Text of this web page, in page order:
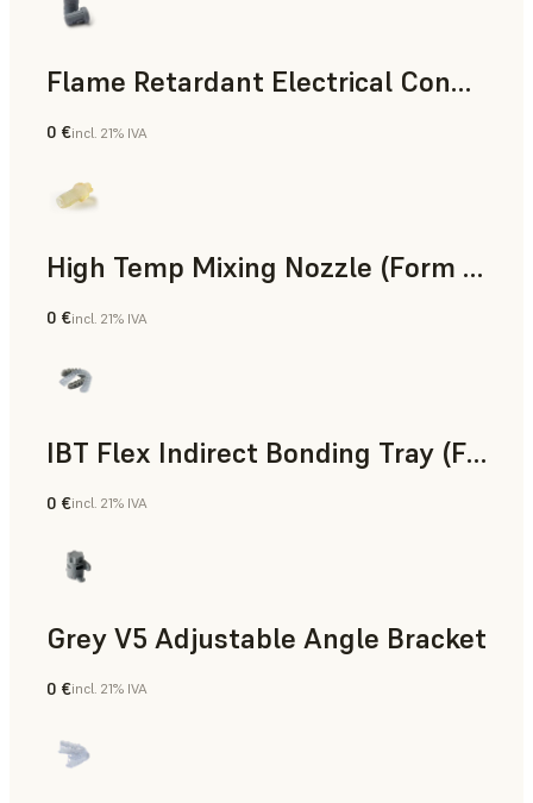
Flame Retardant Electrical Connector (Form 4)
Ingeniería
0 €incl. 21% IVA
High Temp Mixing Nozzle (Form 4)
Ingeniería
0 €incl. 21% IVA
IBT Flex Indirect Bonding Tray (Form 4)
Odontología
0 €incl. 21% IVA
Grey V5 Adjustable Angle Bracket
Estándar
0 €incl. 21% IVA